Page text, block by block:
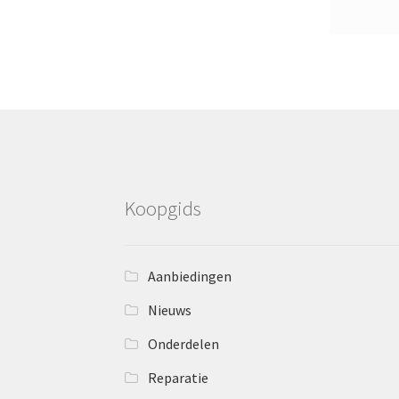
Koopgids
Aanbiedingen
Nieuws
Onderdelen
Reparatie